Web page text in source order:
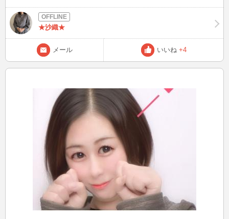
た。 今日もいい１日でした★
★沙織★
メール いいね +4